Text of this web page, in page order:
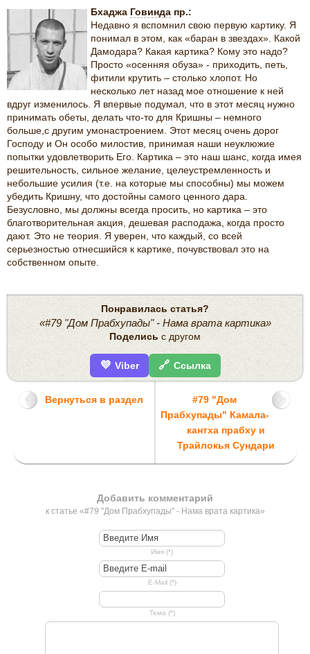
Бхаджа Говинда пр.:
Недавно я вспомнил свою первую картику. Я
понимал в этом, как «баран в звездах». Какой
Дамодара? Какая картика? Кому это надо?
Просто «осенняя обуза» - приходить, петь,
фитили крутить – столько хлопот. Но
несколько лет назад мое отношение к ней
вдруг изменилось. Я впервые подумал, что в этот месяц нужно
принимать обеты, делать что-то для Кришны – немного
больше,с другим умонастроением. Этот месяц очень дорог
Господу и Он особо милостив, принимая наши неуклюжие
попытки удовлетворить Его. Картика – это наш шанс, когда имея
решительность, сильное желание, целеустремленность и
небольшие усилия (т.е. на которые мы способны) мы можем
убедить Кришну, что достойны самого ценного дара.
Безусловно, мы должны всегда просить, но картика – это
благотворительная акция, дешевая расподажа, когда просто
дают. Это не теория. Я уверен, что каждый, со всей
серьезностью отнесшийся к картике, почувствовал это на
собственном опыте.
Понравилась статья?
«#79 "Дом Прабхупады" - Нама врата картика»
Поделись с другом
💜 Viber 🔗 Ссылка
Вернуться в раздел
#79 "Дом
Прабхупады" Камала-
кантха прабху и
Трайлокья Сундари
Добавить комментарий
к статье «#79 "Дом Прабхупады" - Нама врата картика»
Имя (*)
E-Mail (*)
Тема (*)